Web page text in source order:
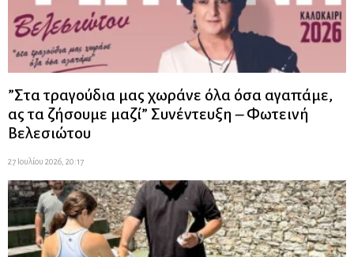
”Στα τραγούδια μας χωράνε όλα όσα αγαπάμε,
ας τα ζήσουμε μαζί” Συνέντευξη – Φωτεινή
Βελεσιώτου
27 Ιουλίου 2026, 20:17